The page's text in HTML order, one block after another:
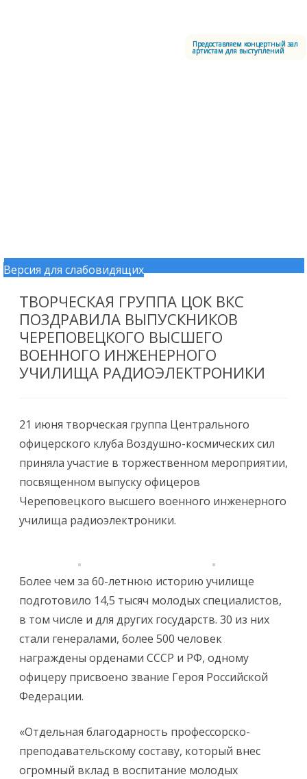
Версия для слабовидящих
Предоставляем концертный зал
артистам для выступлений
Перейти к содержимому
ТВОРЧЕСКАЯ ГРУППА ЦОК ВКС
ПОЗДРАВИЛА ВЫПУСКНИКОВ
ЧЕРЕПОВЕЦКОГО ВЫСШЕГО
ВОЕННОГО ИНЖЕНЕРНОГО
УЧИЛИЩА РАДИОЭЛЕКТРОНИКИ
21 июня творческая группа Центрального
офицерского клуба Воздушно-космических сил
приняла участие в торжественном мероприятии,
посвященном выпуску офицеров
Череповецкого высшего военного инженерного
училища радиоэлектроники.
Более чем за 60-летнюю историю училище
подготовило 14,5 тысяч молодых специалистов,
в том числе и для других государств. 30 из них
стали генералами, более 500 человек
награждены орденами СССР и РФ, одному
офицеру присвоено звание Героя Российской
Федерации.
«Отдельная благодарность профессорско-
преподавательскому составу, который внес
огромный вклад в воспитание молодых